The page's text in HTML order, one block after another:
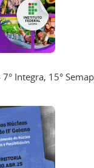
Integra, 15°